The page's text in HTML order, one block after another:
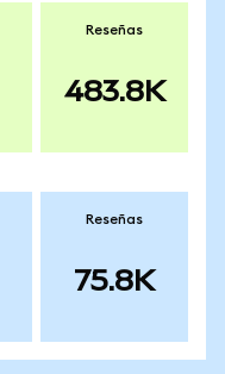
Reseñas
483.8K
Reseñas
75.8K